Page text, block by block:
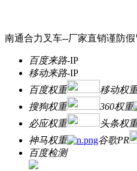
南通合力叉车--厂家直销谨防
百度来路-IP
移动来路-IP
百度权重
移动权
搜狗权重
360权重
必应权重
头条权
神马权重
谷歌PR
百度检测